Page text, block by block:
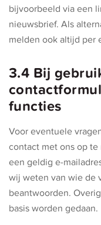
bijvoorbeeld via een
nieuwsbrief. Als
melden ook altijd per
3.4 Bij
functies
Voor eventuele
contact met ons op te
een geldig e-
wij weten van wie de
beantwoorden.
basis worden gedaan.